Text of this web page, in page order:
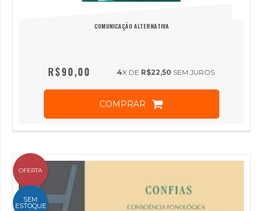
COMUNICAÇÃO ALTERNATIVA
R$90,00 4X DE R$22,50 SEM JUROS
COMPRAR
OFERTA
SEM
ESTOQUE